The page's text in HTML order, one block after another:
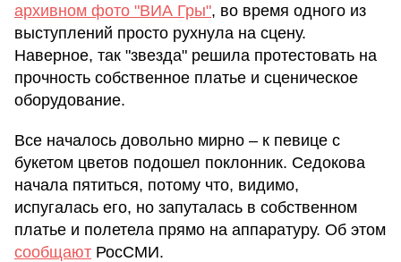
архивном фото "ВИА Гры", во время одного из
выступлений просто рухнула на сцену.
Наверное, так "звезда" решила протестовать на
прочность собственное платье и сценическое
оборудование.
Все началось довольно мирно – к певице с
букетом цветов подошел поклонник. Седокова
начала пятиться, потому что, видимо,
испугалась его, но запуталась в собственном
платье и полетела прямо на аппаратуру. Об этом
сообщают РосСМИ.